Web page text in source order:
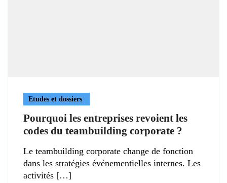
Etudes et dossiers
Pourquoi les entreprises revoient les
codes du teambuilding corporate ?
Le teambuilding corporate change de fonction
dans les stratégies événementielles internes. Les
activités